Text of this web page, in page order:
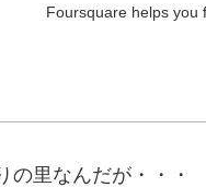
Foursquare helps you
の里なんだが・・・